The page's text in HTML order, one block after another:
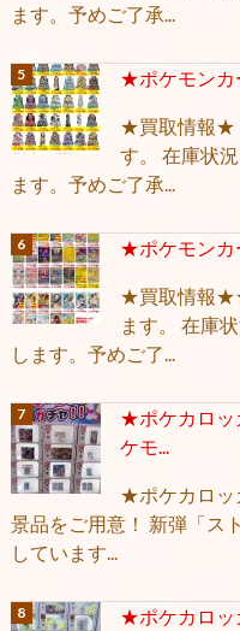
ます。予めご了承...
★ポケモンカ
★買取情報★
す。 在庫状
ます。予めご了承...
★ポケモン
★買取情報
ます。 在庫
します。予めご了...
★ポケカロッ
ケモ...
★ポケカロッ
景品をご用意！ 新弾「ス
しています...
★ポケカロッ